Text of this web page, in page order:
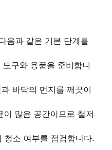
음과 같은 기본 단계를
구와 용품을 준비합니
바닥의 먼지를 깨끗이
이 많은 공간이므로 철저
청소 여부를 점검합니다.